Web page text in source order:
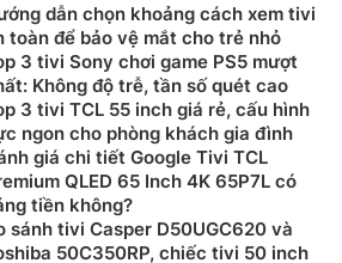
dẫn chọn khoảng cách xem tivi
toàn để bảo vệ mắt cho trẻ nhỏ
3 tivi Sony chơi game PS5 mượt
Không độ trễ, tần số quét cao
3 tivi TCL 55 inch giá rẻ, cấu hình
ngon cho phòng khách gia đình
giá chi tiết Google Tivi TCL
QLED 65 Inch 4K 65P7L có
tiền không?
sánh tivi Casper D50UGC620 và
50C350RP, chiếc tivi 50 inch